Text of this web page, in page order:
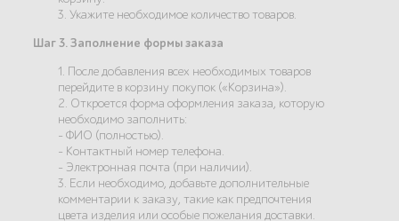
3. Укажите необходимое количество товаров.
Шаг 3. Заполнение формы заказа
1. После добавления всех необходимых товаров
перейдите в корзину покупок («Корзина»).
2. Откроется форма оформления заказа, которую
необходимо заполнить:
- ФИО (полностью).
- Контактный номер телефона.
- Электронная почта (при наличии).
3. Если необходимо, добавьте дополнительные
комментарии к заказу, такие как предпочтения
цвета изделия или особые пожелания доставки.